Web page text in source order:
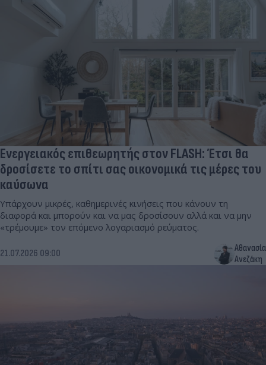
Ενεργειακός επιθεωρητής στον FLASH: Έτσι θα
δροσίσετε το σπίτι σας οικονομικά τις μέρες του
καύσωνα
Υπάρχουν μικρές, καθημερινές κινήσεις που κάνουν τη
διαφορά και μπορούν και να μας δροσίσουν αλλά και να μην
«τρέμουμε» τον επόμενο λογαριασμό ρεύματος.
21.07.2026 09:00
Αθανασία
Ανεζάκη